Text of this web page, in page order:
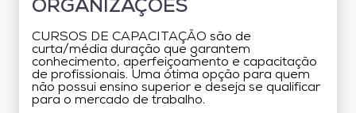
ORGANIZAÇÕES
CURSOS DE CAPACITAÇÃO são de
curta/média duração que garantem
conhecimento, aperfeiçoamento e capacitação
de profissionais. Uma ótima opção para quem
não possui ensino superior e deseja se qualificar
para o mercado de trabalho.